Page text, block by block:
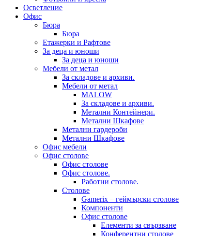
Осветление
Офис
Бюра
Бюра
Етажерки и Рафтове
За деца и юноши
За деца и юноши
Мебели от метал
За складове и архиви.
Мебели от метал
MALOW
За складове и архиви.
Метални Контейнери.
Метални Шкафове
Метални гардероби
Метални Шкафове
Офис мебели
Офис столове
Офис столове
Офис столове.
Работни столове.
Столове
Gamerix – геймърски столове
Компоненти
Офис столове
Елементи за свързване
Конферентни столове